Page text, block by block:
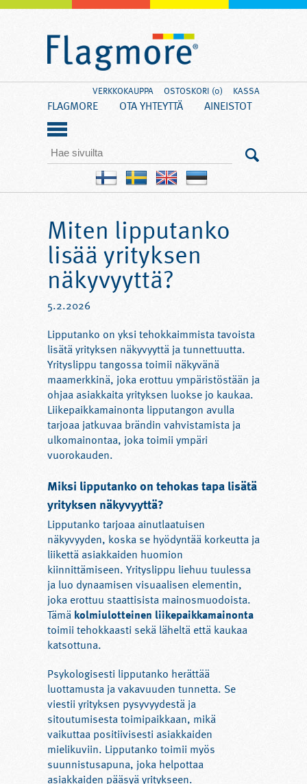
FLAGMORE OTA YHTEYTTÄ AINEISTOT
VERKKOKAUPPA OSTOSKORI (0) KASSA
Miten lipputanko
lisää yrityksen
näkyvyyttä?
5.2.2026
Lipputanko on yksi tehokkaimmista tavoista
lisätä yrityksen näkyvyyttä ja tunnettuutta.
Yrityslippu tangossa toimii näkyvänä
maamerkkinä, joka erottuu ympäristöstään ja
ohjaa asiakkaita yrityksen luokse jo kaukaa.
Liikepaikkamainonta lipputangon avulla
tarjoaa jatkuvaa brändin vahvistamista ja
ulkomainontaa, joka toimii ympäri
vuorokauden.
Miksi lipputanko on tehokas tapa lisätä
yrityksen näkyvyyttä?
Lipputanko tarjoaa ainutlaatuisen
näkyvyyden, koska se hyödyntää korkeutta ja
liikettä asiakkaiden huomion
kiinnittämiseen. Yrityslippu liehuu tuulessa
ja luo dynaamisen visuaalisen elementin,
joka erottuu staattisista mainosmuodoista.
Tämä kolmiulotteinen liikepaikkamainonta
toimii tehokkaasti sekä läheltä että kaukaa
katsottuna.
Psykologisesti lipputanko herättää
luottamusta ja vakavuuden tunnetta. Se
viestii yrityksen pysyvyydestä ja
sitoutumisesta toimipaikkaan, mikä
vaikuttaa positiivisesti asiakkaiden
mielikuviin. Lipputanko toimii myös
suunnistusapuna, joka helpottaa
asiakkaiden pääsyä yritykseen.